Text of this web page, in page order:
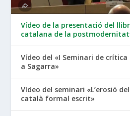
Vídeo de la presentació del
catalana de la
Vídeo del «I Seminari de
a Sagarra»
Vídeo del seminari «L’erosió
català formal escrit»